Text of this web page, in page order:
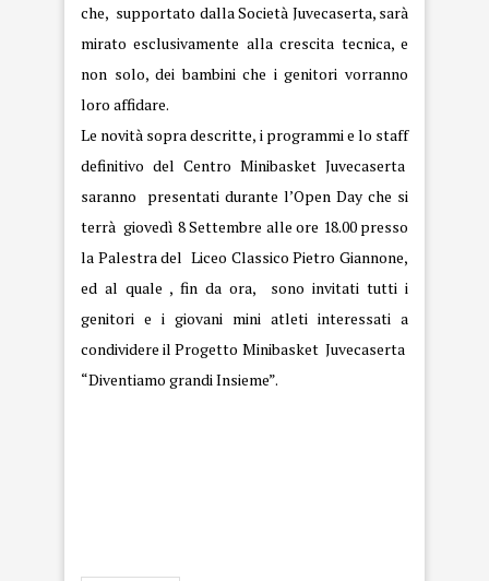
che, supportato dalla Società Juvecaserta, sarà
mirato esclusivamente alla crescita tecnica, e
non solo, dei bambini che i genitori vorranno
loro affidare.
Le novità sopra descritte, i programmi e lo staff
definitivo del Centro Minibasket Juvecaserta
saranno presentati durante l’Open Day che si
terrà giovedì 8 Settembre alle ore 18.00 presso
la Palestra del Liceo Classico Pietro Giannone,
ed al quale , fin da ora, sono invitati tutti i
genitori e i giovani mini atleti interessati a
condividere il Progetto Minibasket Juvecaserta
“Diventiamo grandi Insieme”.